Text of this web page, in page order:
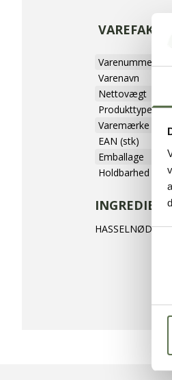
VAREFAKTA
Varenummer
Varenavn
Nettovægt
Produkttype
Varemærke
EAN (stk)
Emballage
Holdbarhed